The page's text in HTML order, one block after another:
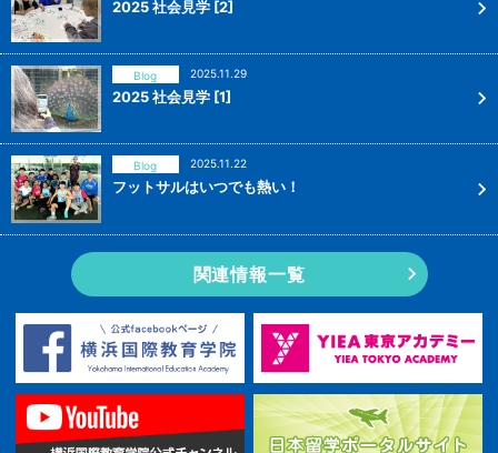
2025 社会見学 [2]
Blog 2025.11.29
2025 社会見学 [1]
Blog 2025.11.22
フットサルはいつでも熱い！
関連情報一覧